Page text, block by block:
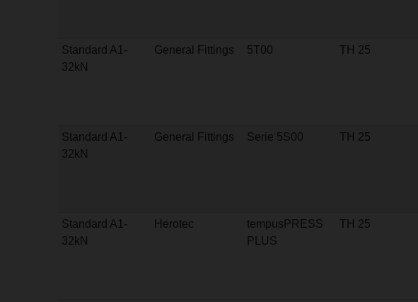
Standard A1-
32kN
General Fittings 5T00 TH 25
Standard A1-
32kN
General Fittings Serie 5S00 TH 25
Standard A1-
32kN
Herotec
tempusPRESS
PLUS
TH 25